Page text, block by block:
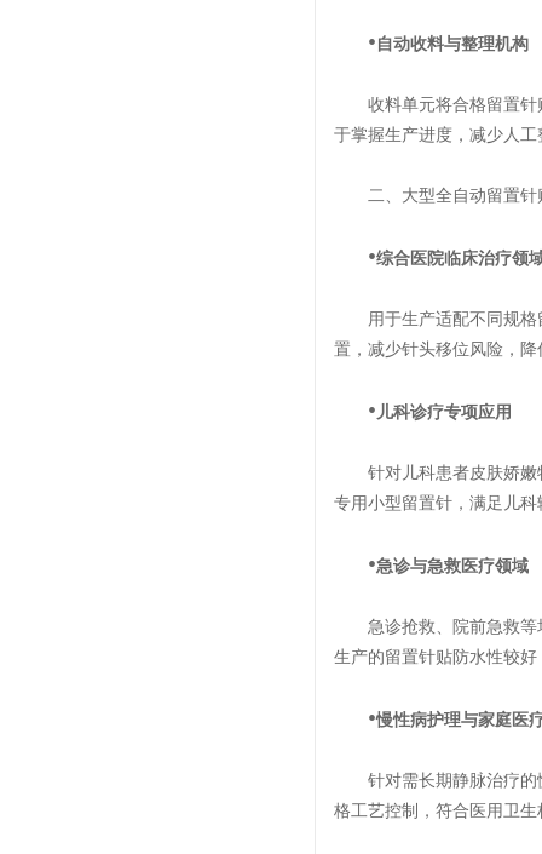
• 自动收料与整理机构
收料单元将合格留置针贴
于掌握生产进度，减少人
二、大型全自动留置针
•综合医院临床治疗领
用于生产适配不同规格留
置，减少针头移位风险，
•儿科诊疗专项应用
针对儿科患者皮肤娇嫩特
专用小型留置针，满足儿
•急诊与急救医疗领域
急诊抢救、院前急救等场
生产的留置针贴防水性较
•慢性病护理与家庭医
针对需长期静脉治疗的慢
格工艺控制，符合医用卫